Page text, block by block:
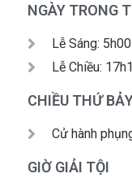
NGÀY TRONG
Lễ Sáng: 5h00
Lễ Chiều:
CHIỀU THỨ
Cử hành
GIỜ GIẢI TỘI